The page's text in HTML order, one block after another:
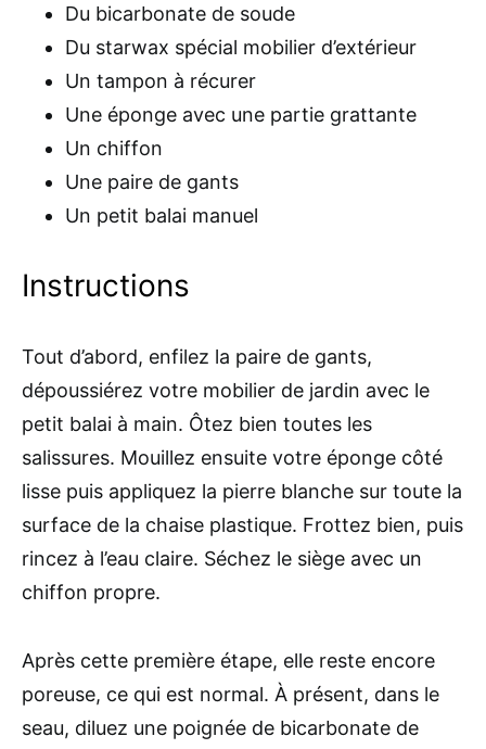
Du bicarbonate de soude
Du starwax spécial mobilier d’extérieur
Un tampon à récurer
Une éponge avec une partie grattante
Un chiffon
Une paire de gants
Un petit balai manuel
Instructions
Tout d’abord, enfilez la paire de gants,
dépoussiérez votre mobilier de jardin avec le
petit balai à main. Ôtez bien toutes les
salissures. Mouillez ensuite votre éponge côté
lisse puis appliquez la pierre blanche sur toute la
surface de la chaise plastique. Frottez bien, puis
rincez à l’eau claire. Séchez le siège avec un
chiffon propre.
Après cette première étape, elle reste encore
poreuse, ce qui est normal. À présent, dans le
seau, diluez une poignée de bicarbonate de